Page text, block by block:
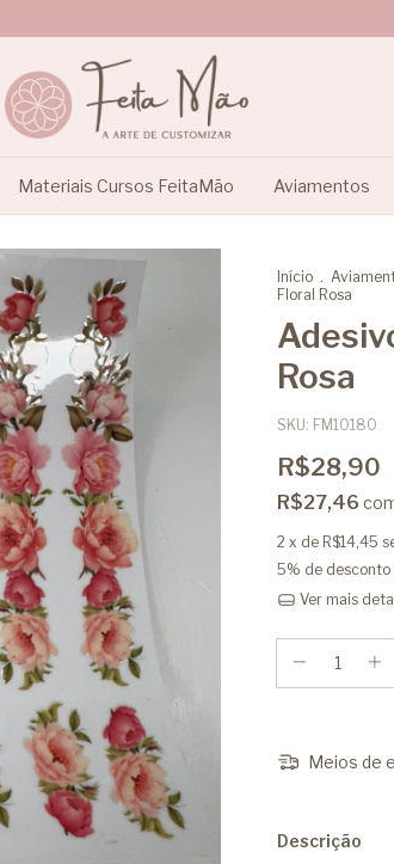
Materiais Cursos FeitaMão Aviamentos
Início .
Floral Rosa
Rosa
SKU: FM10180
R$28,90
R$27,46
2 x de R$14,45
5% de desconto
Ver mais
Meios de
Descrição